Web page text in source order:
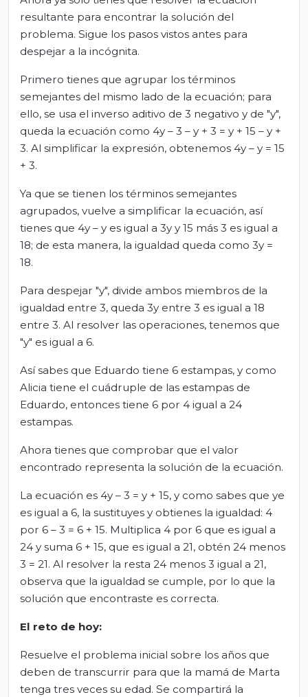
resultante para encontrar la solución del
problema. Sigue los pasos vistos antes para
despejar a la incógnita.
Primero tienes que agrupar los términos
semejantes del mismo lado de la ecuación; para
ello, se usa el inverso aditivo de 3 negativo y de "y",
queda la ecuación como 4y – 3 – y + 3 = y + 15 – y +
3. Al simplificar la expresión, obtenemos 4y – y = 15
+ 3.
Ya que se tienen los términos semejantes
agrupados, vuelve a simplificar la ecuación, así
tienes que 4y – y es igual a 3y y 15 más 3 es igual a
18; de esta manera, la igualdad queda como 3y =
18.
Para despejar "y", divide ambos miembros de la
igualdad entre 3, queda 3y entre 3 es igual a 18
entre 3. Al resolver las operaciones, tenemos que
"y" es igual a 6.
Así sabes que Eduardo tiene 6 estampas, y como
Alicia tiene el cuádruple de las estampas de
Eduardo, entonces tiene 6 por 4 igual a 24
estampas.
Ahora tienes que comprobar que el valor
encontrado representa la solución de la ecuación.
La ecuación es 4y – 3 = y + 15, y como sabes que ye
es igual a 6, la sustituyes y obtienes la igualdad: 4
por 6 – 3 = 6 + 15. Multiplica 4 por 6 que es igual a
24 y suma 6 + 15, que es igual a 21, obtén 24 menos
3 = 21. Al resolver la resta 24 menos 3 igual a 21,
observa que la igualdad se cumple, por lo que la
solución que encontraste es correcta.
El reto de hoy:
Resuelve el problema inicial sobre los años que
deben de transcurrir para que la mamá de Marta
tenga tres veces su edad. Se compartirá la